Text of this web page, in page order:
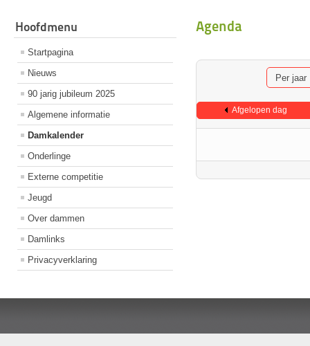
Hoofdmenu
Startpagina
Nieuws
90 jarig jubileum 2025
Algemene informatie
Damkalender
Onderlinge
Externe competitie
Jeugd
Over dammen
Damlinks
Privacyverklaring
Agenda
Per jaar
Afgelopen dag